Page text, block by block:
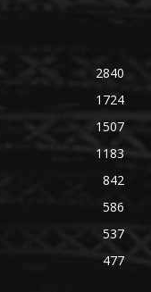
2840
1724
1507
1183
842
586
537
477